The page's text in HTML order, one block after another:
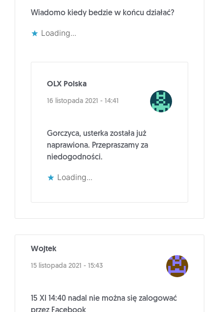
Wiadomo kiedy bedzie w końcu działać?
Loading...
OLX Polska
16 listopada 2021 - 14:41
Gorczyca, usterka została już
naprawiona. Przepraszamy za
niedogodności.
Loading...
Wojtek
15 listopada 2021 - 15:43
15 XI 14:40 nadal nie można się zalogować